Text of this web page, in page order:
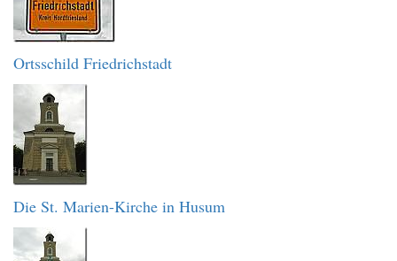
Ortsschild Friedrichstadt
Die St. Marien-Kirche in Husum